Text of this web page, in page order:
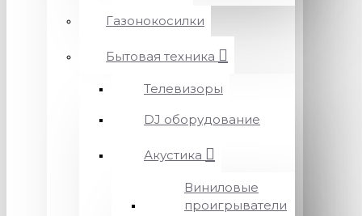
Газонокосилки
Бытовая техника
Телевизоры
DJ оборудование
Акустика
Виниловые
проигрыватели